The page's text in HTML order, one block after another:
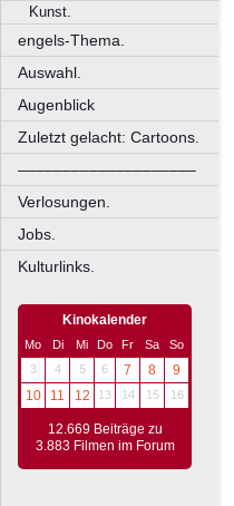
Kunst.
engels-Thema.
Auswahl.
Augenblick
Zuletzt gelacht: Cartoons.
––––––––––––––––––––
Verlosungen.
Jobs.
Kulturlinks.
Kinokalender
Mo Di Mi Do Fr Sa
So
3
4 5 6 7 8
9
10
11 12 13 14 15 16
12.669 Beiträge zu
3.883 Filmen im Forum